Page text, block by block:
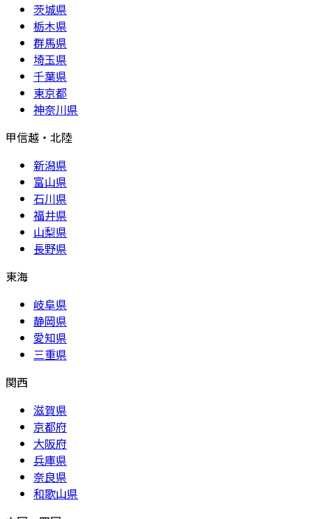
茨城県
栃木県
群馬県
埼玉県
千葉県
東京都
神奈川県
甲信越・北陸
新潟県
富山県
石川県
福井県
山梨県
長野県
東海
岐阜県
静岡県
愛知県
三重県
関西
滋賀県
京都府
大阪府
兵庫県
奈良県
和歌山県